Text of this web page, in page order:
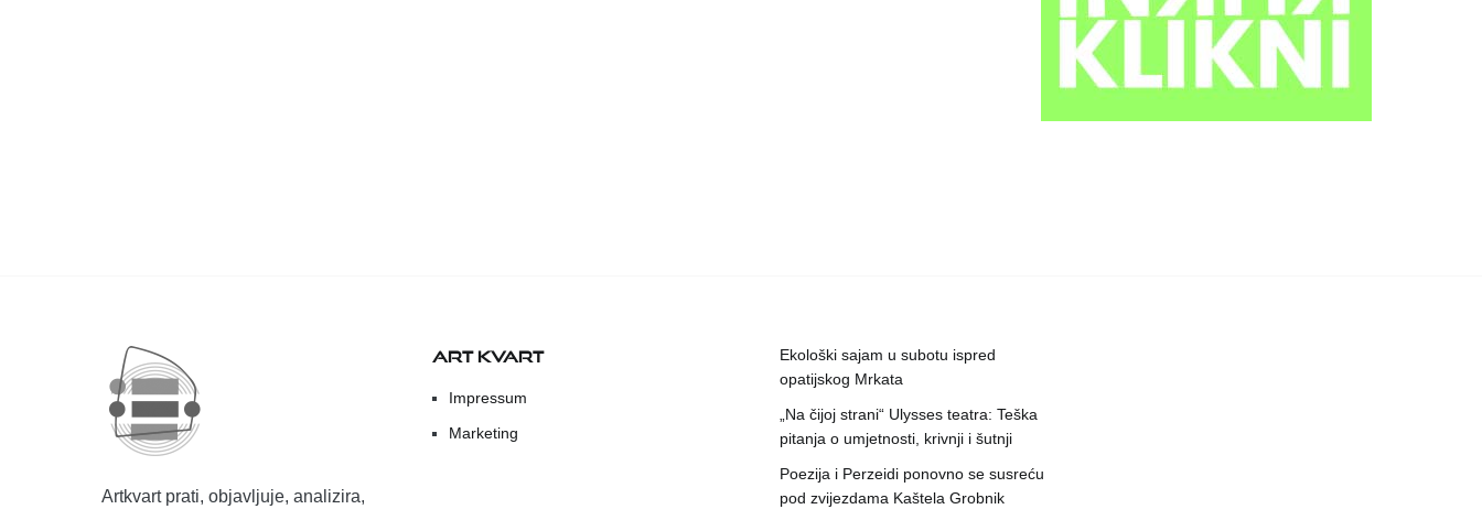
Artkvart prati, objavljuje, analizira,
ART KVART
Impressum
Marketing
Ekološki sajam u subotu ispred
opatijskog Mrkata
„Na čijoj strani“ Ulysses teatra: Teška
pitanja o umjetnosti, krivnji i šutnji
Poezija i Perzeidi ponovno se susreću
pod zvijezdama Kaštela Grobnik